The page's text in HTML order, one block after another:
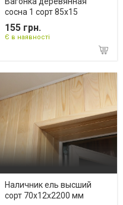
сосна 1 сорт 85х15
155 грн.
Є в наявності
Наличник ель высший
сорт 70х12х2200 мм